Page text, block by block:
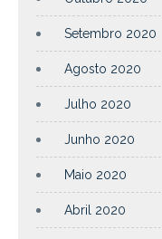
Setembro 2020
Agosto 2020
Julho 2020
Junho 2020
Maio 2020
Abril 2020